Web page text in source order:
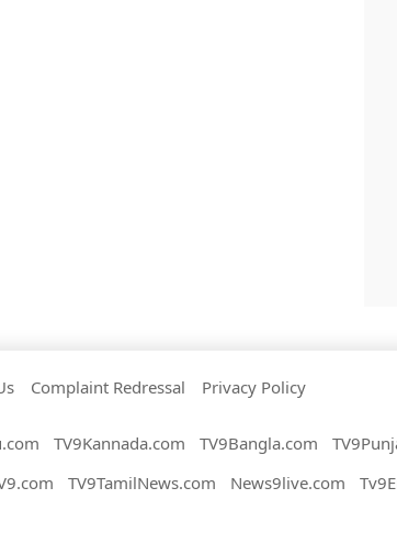
Complaint Redressal Privacy Policy
TV9Kannada.com TV9Bangla.com
TV9TamilNews.com News9live.com